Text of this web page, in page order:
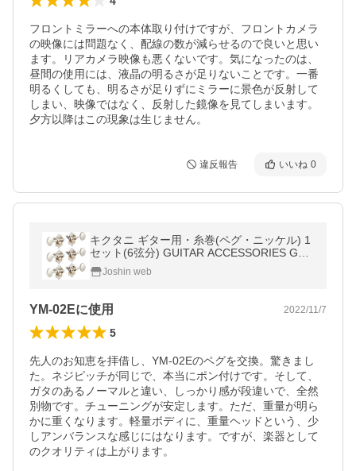
フロントミラーへの本体取り付けですが、フロントカメラ
の映像には問題なく、配線の数が減らせるので良いと思い
ます。リアカメラ映像も悪くないです。気になったのは、
昼間の使用には、液晶の明るさが足りないことです。一番
明るくしても、明るさが足りずにミラーに景色が反射して
しまい、映像ではなく、反射した鏡像を見てしまいます。
夕方以降はこの現象は生じません。
違反報告 いいね 0
キクタニ ギター用・糸巻(ペグ・ニッケル) 1
セット(6弦分) GUITAR ACCESSORIES GM-
WN3 返品種別A
Joshin web
YM-02Eに使用 2022/11/7
5
先人のお知恵を拝借し、YM-02Eのペグを交換。驚きまし
た。ネジピッチが同じで、本当にポン付けです。そして、
ガタのあるノーマルと違い、しっかり感が段違いで、全然
別物です。チューニングが安定します。ただ、重量が明ら
かに重くなります。軽量ボディに、重量ヘッドという、少
しアンバランスな感じにはなります。ですが、楽器として
のクオリティは上がります。